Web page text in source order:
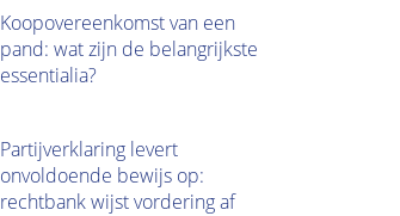
Koopovereenkomst van een
pand: wat zijn de belangrijkste
essentialia?
Partijverklaring levert
onvoldoende bewijs op:
rechtbank wijst vordering af